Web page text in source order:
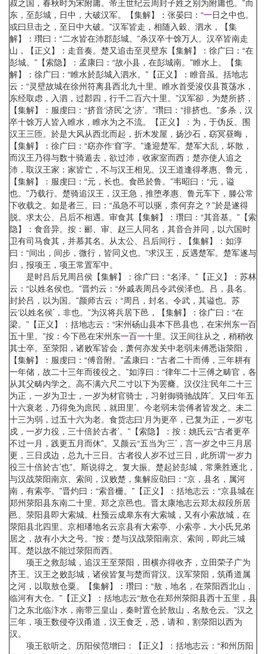
叔之国，春秋时为宋附庸。帝王世纪云周封子姓之别为附庸也。”而
东，至彭城，日中，大破汉军。【集解】：张晏曰：“一日之中也。
或曰旦击之，至日中大破。”汉军皆走，相随入穀、泗水，【集
解】：瓚曰：“二水皆在沛郡彭城。”杀汉卒十馀万人。汉卒皆南走
山，【正义】：走音奏。楚又追击至灵壁东【集解】：徐广曰：“在
彭城。”【索隐】：孟康曰：“故小县，在彭城南。”睢水上。【集
解】：徐广曰：“睢水於彭城入泗水。”【正义】：睢音虽。括地志
云：“灵壁故城在徐州符离县西北九十里。睢水首受浚仪县莨荡水，
东经取虑，入泗，过郡四，行千二百六十里。”汉军卻，为楚所挤，
【集解】：服虔曰：“挤音‘济民’之‘济’。”瓚曰：“排挤也。”多杀，汉
卒十馀万人皆入睢水，睢水为之不流。【正义】：为，于伪反。围
汉王三匝。於是大风从西北而起，折木发屋，扬沙石，窈冥昼晦，
【集解】：徐广曰：“窈亦作‘窅’字。”逢迎楚军。楚军大乱，坏散，
而汉王乃得与数十骑遁去，欲过沛，收家室而西；楚亦使人追之
沛，取汉王家：家皆亡，不与汉王相见。汉王道逢得孝惠、鲁元，
【集解】：服虔曰：“元，长也。食邑於鲁。”韦昭曰：“元，谥
也。”乃载行。楚骑追汉王，汉王急，推堕孝惠、鲁元车下，滕公常
下收载之。如是者三。曰：“虽急不可以驱，柰何弃之？”於是遂得
脱。求太公、吕后不相遇。审食其【集解】：瓚曰：“其音基。”【索
隐】：食音异。按：郦、审、赵三人同名，其音合并同，以六国时
卫有司马食其，并慕其名。从太公、吕后间行，【集解】：如淳
曰：“间出，间步，微行，皆同义也。”求汉王，反遇楚军。楚军遂与
归，报项王，项王常置军中。
是时吕后兄周吕侯【集解】：徐广曰：“名泽。”【正义】：苏林
云：“以姓名侯也。”晋灼云：“外戚表周吕令武侯泽也。吕，县名。
封於吕，以为国。”颜师古云：“周吕，封名。令武，其谥也。苏
云‘以姓名侯’，非也。”为汉将兵居下邑，【集解】：徐广曰：“在
梁。”【正义】：括地志云：“宋州砀山县本下邑县也，在宋州东一百
五十里。”按：今下邑在宋州东一百一十里。汉王间往从之，稍稍收
其士卒。至荥阳，诸败军皆会，萧何亦发关中老弱未傅悉诣荥阳，
【集解】：服虔曰：“傅音附。”孟康曰：“古者二十而傅，三年耕有
一年储，故二十三年而後役之。”如淳曰：“律年二十三傅之畴官，各
从其父畴内学之。高不满六尺二寸以下为罢癃。汉仪注‘民年二十三
为正， 一岁为卫士， 一岁为材官骑士，习射御骑驰战阵’。又曰‘年五
十六衰老，乃得免为庶民，就田里’。今老弱未尝傅者皆发之。未二
十三为弱，过五十六为老。食货志曰‘月为更卒，已复为正， 一岁屯
戍， 一岁力役，三十倍於古者’。”【索隐】：按：姚氏云“古者更卒
不过一月，践更五月而休”。又颜云“五当为‘三’，言一岁之中三月居
更，三日戍边，总九十三日。古者役人岁不过三日，此所谓‘一岁力
役三十倍於古’也”。斯说得之。复大振。楚起於彭城，常乘胜逐北，
与汉战荥阳南京、索间，汉败楚，集解应劭曰：“京，县名，属河
南，有索亭。”晋灼曰：“索音栅。”【正义】：括地志云：“京县城在
郑州荥阳县东南二十里。郑之京邑也。晋太康地志云郑太叔段所居
邑。荥阳县即大索城。杜预云成皋东有大索城，又有小索故城，在
荥阳县北四里。京相璠地名云京县有大索亭、小索亭，大小氏兄弟
居之，故有小大之号。”按：楚与汉战荥阳南京、索间，即此三城
耳。楚以故不能过荥阳而西。
项王之救彭城，追汉王至荥阳，田横亦得收齐，立田荣子广为
齐王。汉王之败彭城，诸侯皆复与楚而背汉。汉军荥阳，筑甬道属
之河，以取敖仓粟。【集解】：瓚曰：“敖，地名，在荥阳西北山，
临河有大仓。”【正义】：括地志云“敖仓在郑州荥阳县西十五里，县
门之东北临汴水，南带三皇山，秦时置仓於敖山，名敖仓云。”汉之
三年，项王数侵夺汉甬道，汉王食乏，恐，请和，割荥阳以西为
汉。
项王欲听之。历阳侯范增曰：【正义】：括地志云：“和州历阳